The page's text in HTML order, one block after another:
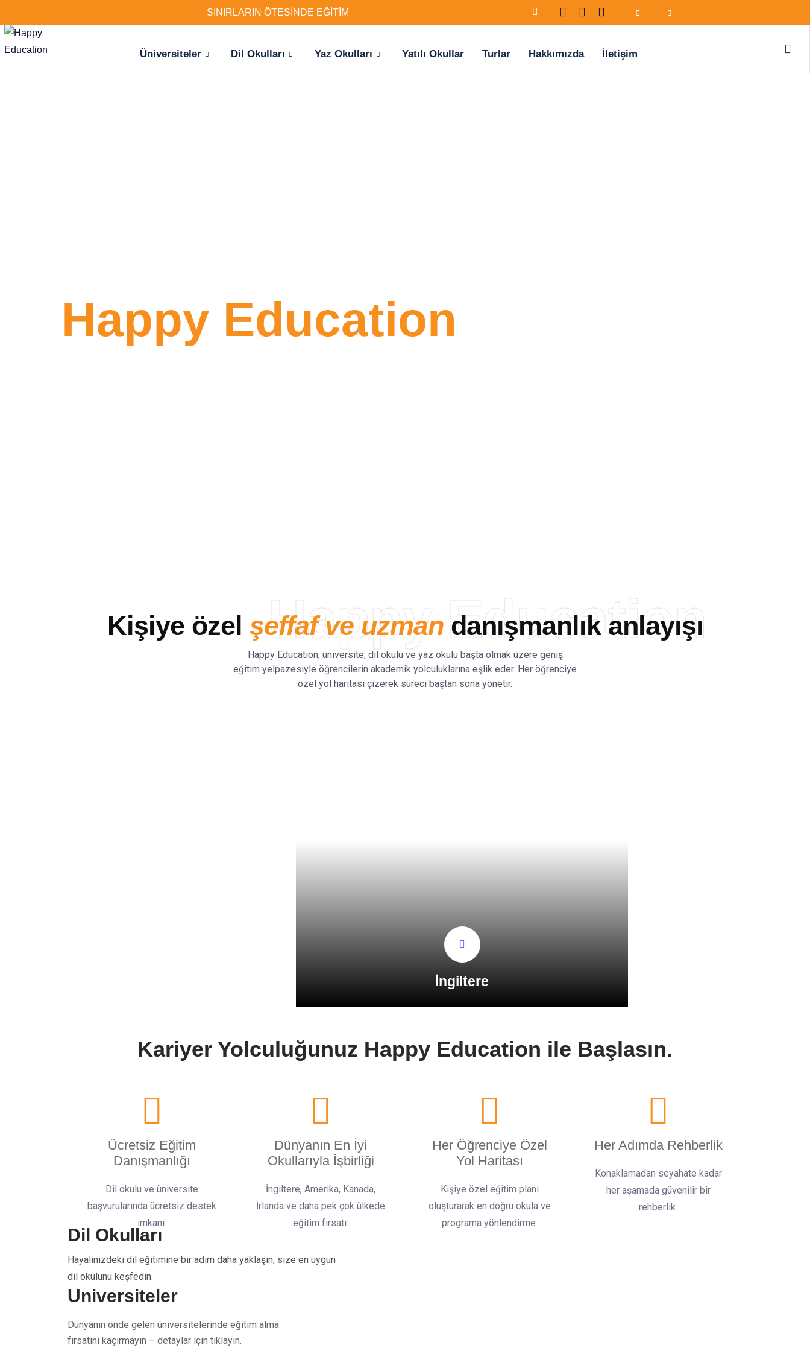
SINIRLARIN ÖTESİNDE EĞİTİM
Üniversiteler Dil Okulları Yaz Okulları Yatılı Okullar Turlar Hakkımızda İletişim
Happy Education
Happy Education
Kişiye özel şeffaf ve uzmandanışmanlık anlayışı
Happy Education, üniversite, dil okulu ve yaz okulu başta olmak üzere geniş
eğitim yelpazesiyle öğrencilerin akademik yolculuklarına eşlik eder. Her öğrenciye
özel yol haritası çizerek süreci baştan sona yönetir.
İngiltere
Kariyer Yolculuğunuz Happy Education ile Başlasın.
Ücretsiz Eğitim
Danışmanlığı
Dil okulu ve üniversite
başvurularında ücretsiz destek
imkanı.
Dünyanın En İyi
Okullarıyla İşbirliği
İngiltere, Amerika, Kanada,
İrlanda ve daha pek çok ülkede
eğitim fırsatı.
Her Öğrenciye Özel
Yol Haritası
Kişiye özel eğitim planı
oluşturarak en doğru okula ve
programa yönlendirme.
Her Adımda Rehberlik
Konaklamadan seyahate kadar
her aşamada güvenilir bir
rehberlik.
Dil Okulları
Hayalinizdeki dil eğitimine bir adım daha yaklaşın, size en uygun
dil okulunu keşfedin.
Üniversiteler
Dünyanın önde gelen üniversitelerinde eğitim alma
fırsatını kaçırmayın – detaylar için tıklayın.